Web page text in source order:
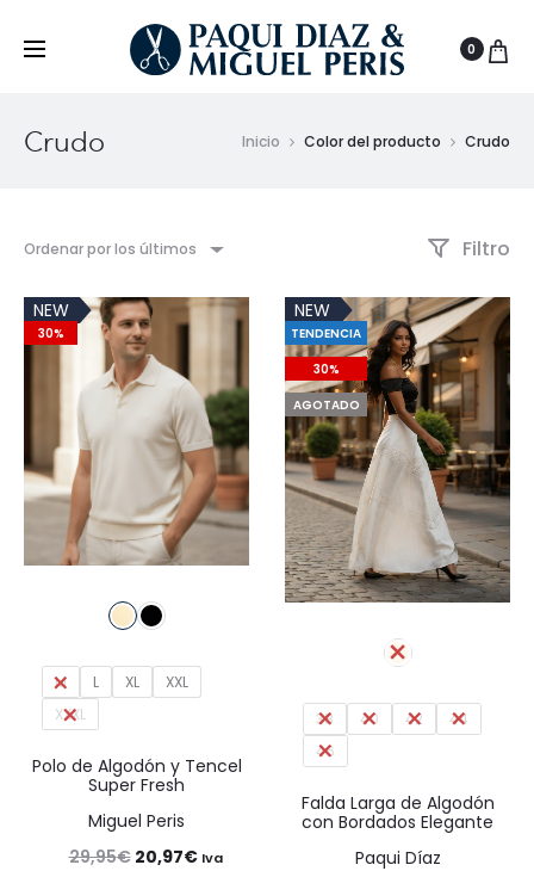
0
Crudo Inicio Color del producto Crudo
Ordenar por los últimos Filtro
NEW
30%
M L XL
XXL
XXXL
Polo de Algodón y Tencel
Super Fresh
Miguel Peris
29,95€ El
20,97€ElIva
NEW
TENDENCIA
30%
AGOTADO
38 40 42
44
46
Falda Larga de Algodón
con Bordados Elegante
Paqui Díaz